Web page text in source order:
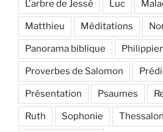
L'arbre de Jessé Luc
Matthieu Méditations
Panorama biblique
Proverbes de Salomon
Présentation Psaumes
Ruth Sophonie